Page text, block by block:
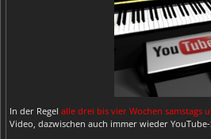
In der Regel alle drei bis vier Wochen samstags
Video, dazwischen auch immer wieder